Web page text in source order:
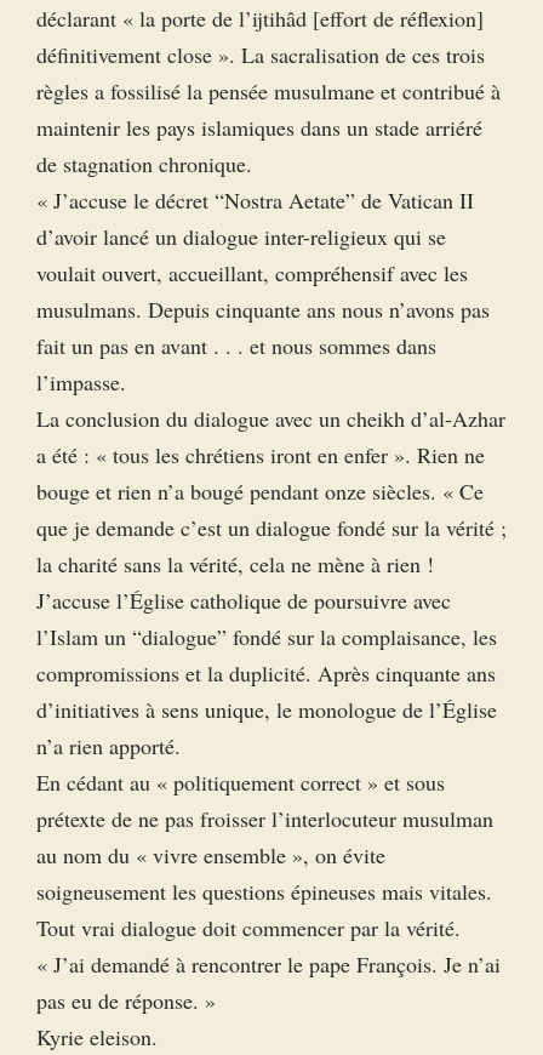
déclarant « la porte de l’ijtihâd [effort de réflexion]
définitivement close ». La sacralisation de ces trois
règles a fossilisé la pensée musulmane et contribué à
maintenir les pays islamiques dans un stade arriéré
de stagnation chronique.
« J’accuse le décret “Nostra Aetate” de Vatican II
d’avoir lancé un dialogue inter-religieux qui se
voulait ouvert, accueillant, compréhensif avec les
musulmans. Depuis cinquante ans nous n’avons pas
fait un pas en avant . . . et nous sommes dans
l’impasse.
La conclusion du dialogue avec un cheikh d’al-Azhar
a été : « tous les chrétiens iront en enfer ». Rien ne
bouge et rien n’a bougé pendant onze siècles. « Ce
que je demande c’est un dialogue fondé sur la vérité ;
la charité sans la vérité, cela ne mène à rien !
J’accuse l’Église catholique de poursuivre avec
l’Islam un “dialogue” fondé sur la complaisance, les
compromissions et la duplicité. Après cinquante ans
d’initiatives à sens unique, le monologue de l’Église
n’a rien apporté.
En cédant au « politiquement correct » et sous
prétexte de ne pas froisser l’interlocuteur musulman
au nom du « vivre ensemble », on évite
soigneusement les questions épineuses mais vitales.
Tout vrai dialogue doit commencer par la vérité.
« J’ai demandé à rencontrer le pape François. Je n’ai
pas eu de réponse. »
Kyrie eleison.